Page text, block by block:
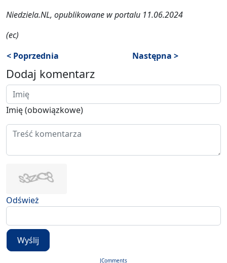
Niedziela.NL, opublikowane w portalu 11.06.2024
(ec)
< Poprzednia
Następna >
Dodaj komentarz
Imię (obowiązkowe)
Odśwież
Wyślij
JComments